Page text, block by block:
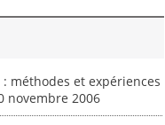
méthodes et expériences
novembre 2006